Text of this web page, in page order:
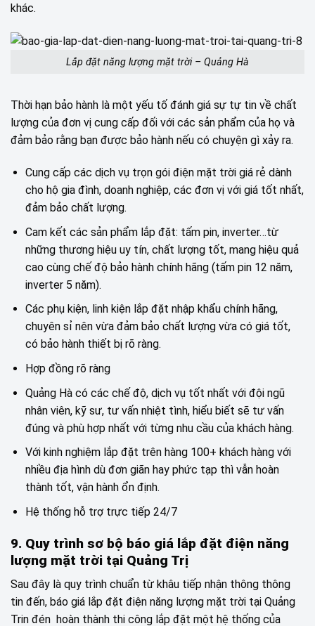
khác.
Lắp đặt năng lượng mặt trời – Quảng Hà
Thời hạn bảo hành là một yếu tố đánh giá sự tự tin về chất
lượng của đơn vị cung cấp đối với các sản phẩm của họ và
đảm bảo rằng bạn được bảo hành nếu có chuyện gì xảy ra.
Cung cấp các dịch vụ trọn gói điện mặt trời giá rẻ dành
cho hộ gia đình, doanh nghiệp, các đơn vị với giá tốt nhất,
đảm bảo chất lượng.
Cam kết các sản phẩm lắp đặt: tấm pin, inverter…từ
những thương hiệu uy tín, chất lượng tốt, mang hiệu quả
cao cùng chế độ bảo hành chính hãng (tấm pin 12 năm,
inverter 5 năm).
Các phụ kiện, linh kiện lắp đặt nhập khẩu chính hãng,
chuyên sỉ nên vừa đảm bảo chất lượng vừa có giá tốt,
có bảo hành thiết bị rõ ràng.
Hợp đồng rõ ràng
Quảng Hà có các chế độ, dịch vụ tốt nhất với đội ngũ
nhân viên, kỹ sư, tư vấn nhiệt tình, hiểu biết sẽ tư vấn
đúng và phù hợp nhất với từng nhu cầu của khách hàng.
Với kinh nghiệm lắp đặt trên hàng 100+ khách hàng với
nhiều địa hình dù đơn giãn hay phức tạp thì vẫn hoàn
thành tốt, vận hành ổn định.
Hệ thống hỗ trợ trực tiếp 24/7
9. Quy trình sơ bộ báo giá lắp đặt điện năng
lượng mặt trời tại Quảng Trị
Sau đây là quy trình chuẩn từ khâu tiếp nhận thông thông
tin đến, báo giá lắp đặt điện năng lượng mặt trời tại Quảng
Trin đén hoàn thành thi công lắp đặt một hệ thống của